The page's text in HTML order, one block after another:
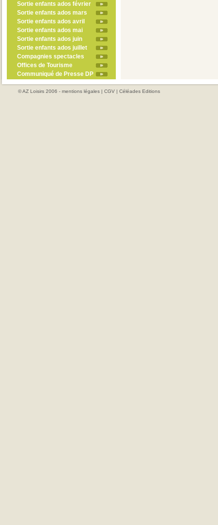
Sortie enfants ados février
Sortie enfants ados mars
Sortie enfants ados avril
Sortie enfants ados mai
Sortie enfants ados juin
Sortie enfants ados juillet
Compagnies spectacles
Offices de Tourisme
Communiqué de Presse DP
© AZ Loisirs 2006 - mentions légales | CGV | Céléades Editions